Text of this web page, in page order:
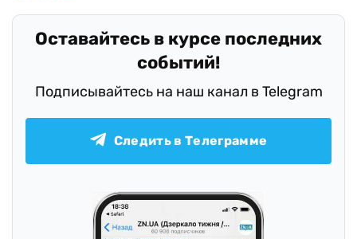
Оставайтесь в курсе последних
событий!
Подписывайтесь на наш канал в Telegram
Следить в Телеграмме